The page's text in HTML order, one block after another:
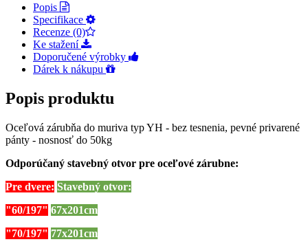
Popis
Specifikace
Recenze (0)
Ke stažení
Doporučené výrobky
Dárek k nákupu
Popis produktu
Oceľová zárubňa do muriva typ YH - bez tesnenia, pevné privarené
pánty - nosnosť do 50kg
Odporúčaný stavebný otvor pre oceľové zárubne:
Pre dvere: Stavebný otvor:
"60/197" 67x201cm
"70/197" 77x201cm